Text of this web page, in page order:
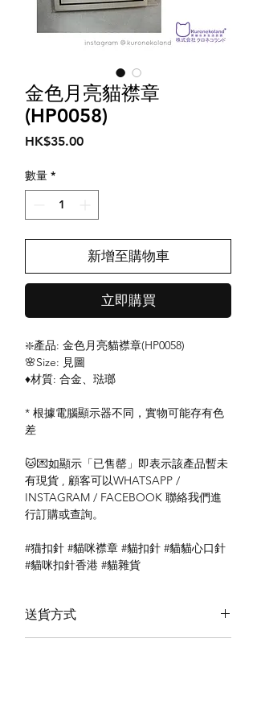
金色月亮貓襟章
(HP0058)
HK$35.00價
數量 *
新增至購物車
立即購買
❇️產品: 金色月亮貓襟章(HP0058)
🌸Size: 見圖
♦️材質: 合金、琺瑯
* 根據電腦顯示器不同，實物可能存有色
差
🐱💌如顯示「已售罄」即表示該產品暫未
有現貨 , 顧客可以WHATSAPP /
INSTAGRAM / FACEBOOK 聯絡我們進
行訂購或查詢。
#猫扣針 #貓咪襟章 #貓扣針 #貓貓心口針
#貓咪扣針香港 #貓雜貨
送貨方式